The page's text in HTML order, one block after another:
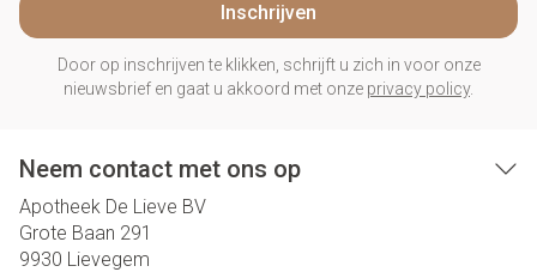
Inschrijven
Door op inschrijven te klikken, schrijft u zich in voor onze
nieuwsbrief en gaat u akkoord met onze privacy policy.
Neem contact met ons op
Apotheek De Lieve BV
Grote Baan 291
9930 Lievegem